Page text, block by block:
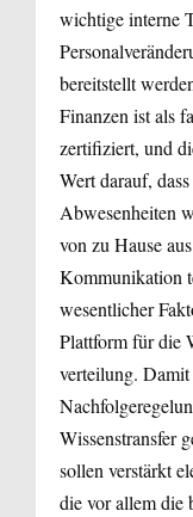
wichtige interne
bereitstellt
Finanzen ist als
zertifiziert, und
Wert darauf,
Abwesenheiten
von zu Hause
Kommunikation
wesentlicher
Plattform für die
verteilung. Damit
Wissenstransfer
sollen verstärkt
die vor allem die